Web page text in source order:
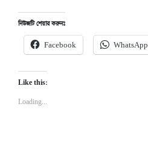
নিউজটি শেয়ার করুনঃ
Facebook WhatsApp
Like this:
Loading...